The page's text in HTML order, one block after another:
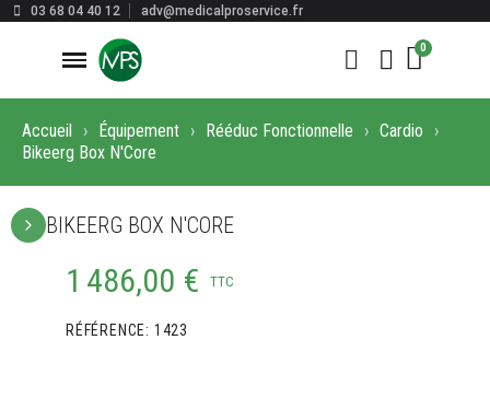
03 68 04 40 12 adv@medicalproservice.fr
Accueil Équipement Rééduc Fonctionnelle
Cardio
Bikeerg Box N'Core
BIKEERG BOX N'CORE
1 486,00 € TTC
RÉFÉRENCE 1423